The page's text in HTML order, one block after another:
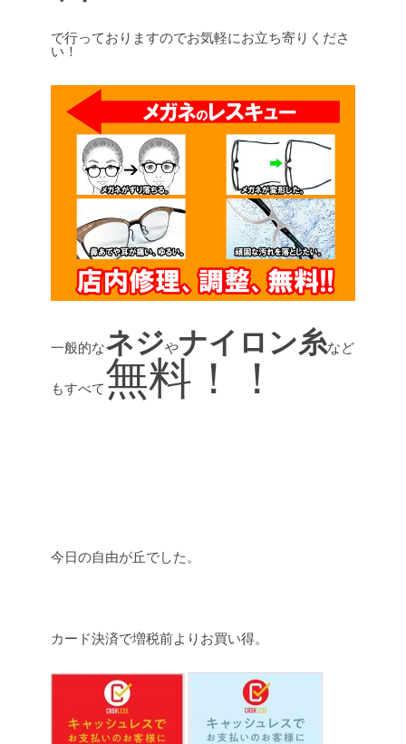
で行っておりますのでお気軽にお立ち寄りくださ
い！
一般的なネジやナイロン糸など
もすべて無料！！
今日の自由が丘でした。
カード決済で増税前よりお買い得。